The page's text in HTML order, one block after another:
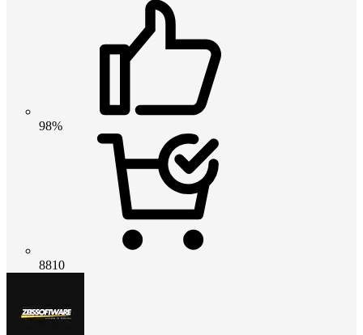
98%
8810